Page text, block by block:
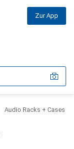
Zur App
Audio Racks + Cases